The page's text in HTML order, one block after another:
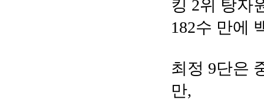
킹 2위 탕자
182수 만에
최정 9단은
만,